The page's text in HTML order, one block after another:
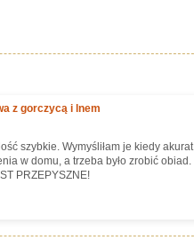
z gorczycą i lnem
szybkie. Wymyśliłam je kiedy akurat
w domu, a trzeba było zrobić obiad.
PRZEPYSZNE!